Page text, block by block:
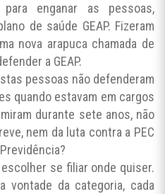
enganar as pessoas,
de saúde GEAP. Fizeram
nova arapuca chamada de
a GEAP.
pessoas não defenderam
quando estavam em cargos
durante sete anos, não
nem da luta contra a PEC
se filiar onde quiser.
vontade da categoria, cada